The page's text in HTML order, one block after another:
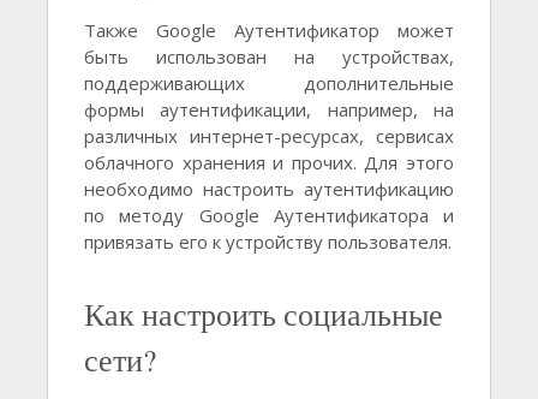
Также Google Аутентификатор может
быть использован на устройствах,
поддерживающих дополнительные
формы аутентификации, например, на
различных интернет-ресурсах, сервисах
облачного хранения и прочих. Для этого
необходимо настроить аутентификацию
по методу Google Аутентификатора и
привязать его к устройству пользователя.
Как настроить социальные
сети?